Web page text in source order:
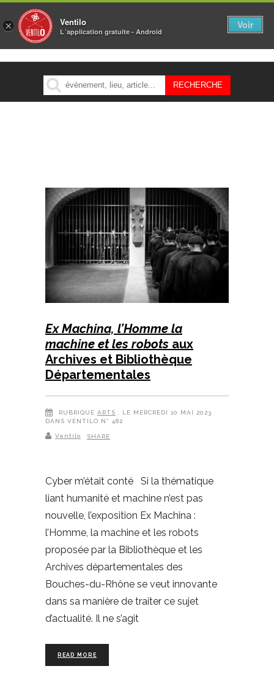
MENU
Ex Machina, l’Homme la
machine et les robots aux
Archives et Bibliothèque
Départementales
RUBRIQUE ARTS , LE MERCREDI 10 MAI 2023
DANS VENTILO N° 482
Ventilo SHARE
Cyber m’était conté Si la thématique
liant humanité et machine n’est pas
nouvelle, l’exposition Ex Machina :
l’Homme, la machine et les robots
proposée par la Bibliothèque et les
Archives départementales des
Bouches-du-Rhône se veut innovante
dans sa manière de traiter ce sujet
d’actualité. Il ne s’agit
READ MORE
× Ventilo
L´application gratuite - Android
Voir